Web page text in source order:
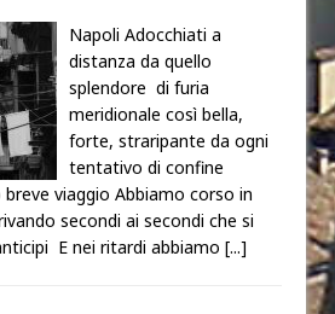
Napoli Adocchiati a
distanza da quello
splendore di furia
meridionale così bella,
forte, straripante da ogni
tentativo di confine
viaggio Abbiamo corso in
secondi ai secondi che si
E nei ritardi abbiamo [...]